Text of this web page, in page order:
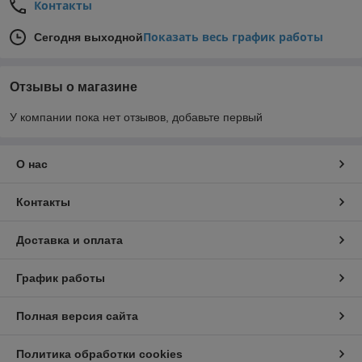
Контакты
Сегодня выходнойПоказать весь график работы
Отзывы о магазине
У компании пока нет отзывов, добавьте первый
О нас
Контакты
Доставка и оплата
График работы
Полная версия сайта
Политика обработки cookies